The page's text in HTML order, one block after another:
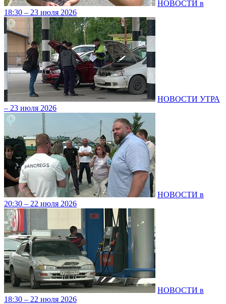
НОВОСТИ в
18:30 – 23 июля 2026
НОВОСТИ УТРА
– 23 июля 2026
НОВОСТИ в
20:30 – 22 июля 2026
НОВОСТИ в
18:30 – 22 июля 2026